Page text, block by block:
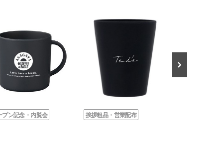
プン記念・内覧会 挨拶粗品・営業配布